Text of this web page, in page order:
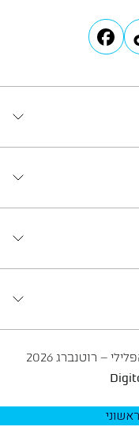
– רוטנברג 2026